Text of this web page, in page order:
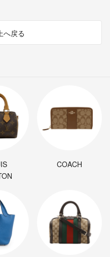
しています
へ戻る
COACH